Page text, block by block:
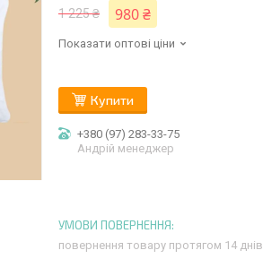
1 225 ₴ 980 ₴
Показати оптові ціни
Купити
+380 (97) 283-33-75
Андрій менеджер
повернення товару протягом 14 днів